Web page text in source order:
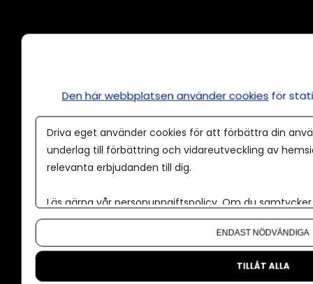
Våra användarvillkor
Policy för AI
Annonspolicy
Tillgänglighet
Om oss
Den här webbplatsen använder cookies för
Driva eget använder cookies för att förbättra din
underlag till förbättring och vidareutveckling av
relevanta erbjudanden till dig.
Läs gärna vår personuppgiftspolicy. Om du
Om du vill ändra ditt val i efterhand hittar du den
ENDAST NÖDVÄNDIGA
TILLÅT ALLA